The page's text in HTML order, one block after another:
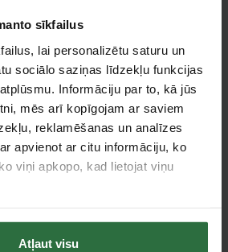
sīkfailus
lai personalizētu saturu un
sociālo saziņas līdzekļu funkcijas
Informāciju par to, kā jūs
mēs arī kopīgojam ar saviem
reklamēšanas un analīzes
apvienot ar citu informāciju, ko
viņi apkopo, kad lietojat viņu
Atļaut visu